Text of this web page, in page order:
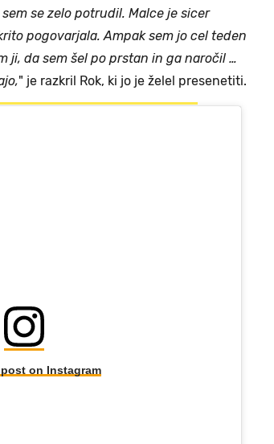
se zelo potrudil. Malce je sicer
pogovarjala. Ampak sem jo cel teden
ji, da sem šel po prstan in ga naročil …
" je razkril Rok, ki jo je želel presenetiti.
on Instagram